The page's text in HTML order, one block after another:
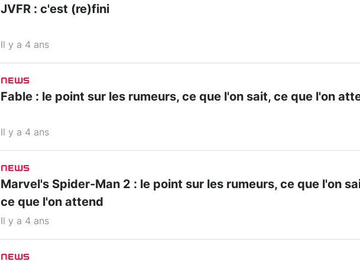
JVFR : c'est (re)fini
Il y a 4 ans
NEWS
Fable : le point sur les rumeurs, ce que l'on sait, ce que l'on
Il y a 4 ans
NEWS
Marvel's Spider-Man 2 : le point sur les rumeurs, ce que l'on
ce que l'on attend
Il y a 4 ans
NEWS